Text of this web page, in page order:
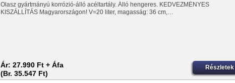
Olasz gyártmányú korrózió-álló acéltartály. Álló hengeres. KEDVEZMÉNYES
KISZÁLLÍTÁS Magyarországon! V=20 liter, magasság: 36 cm,…
Ár: 27.990 Ft + Áfa
(Br. 35.547 Ft)
Részletek